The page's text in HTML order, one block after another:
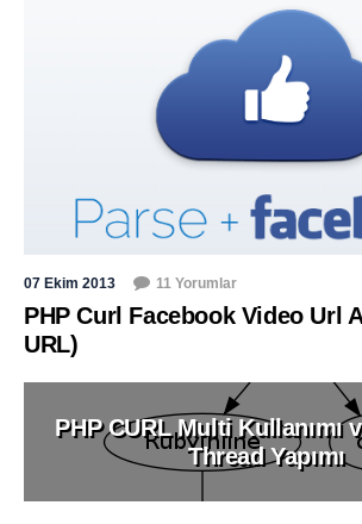
07 Ekim 2013 11 Yorumlar
PHP Curl Facebook Video Url
URL)
PHP CURL Multi Kullanımı
Thread Yapımı